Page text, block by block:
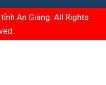
An Giang. All Rights